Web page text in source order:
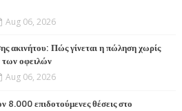
Aug 06, 2026
ακινήτου: Πώς γίνεται η πώληση χωρίς
οφειλών
Aug 06, 2026
8.000 επιδοτούμενες θέσεις στο